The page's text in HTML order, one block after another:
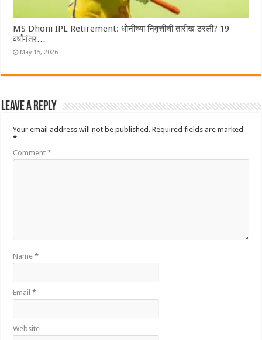
MS Dhoni IPL Retirement: धोनीच्या निवृत्तीची तारीख ठरली? 19
वर्षांनंतर…
May 15, 2026
Leave a Reply
Your email address will not be published. Required fields are marked
*
Comment*
Name*
Email*
Website